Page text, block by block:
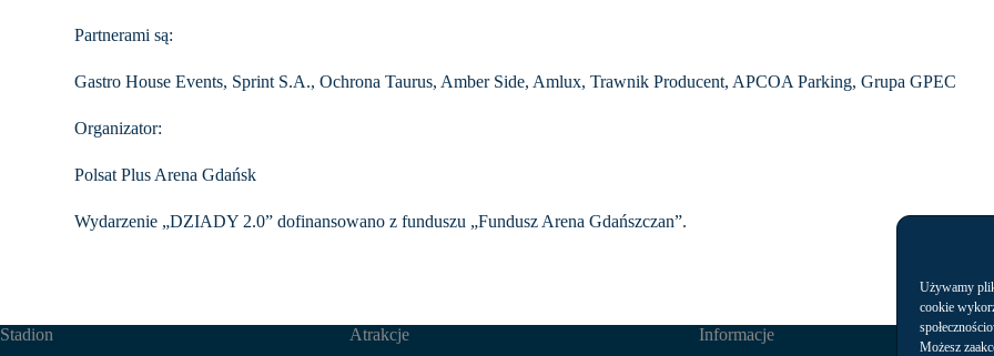
Używamy
cookie
Możesz
Partnerami są:
Gastro House Events, Sprint S.A.,Ochrona Taurus, Amber Side, Amlux,Trawnik Producent, APCOA Parking,Grupa GPEC
Organizator:
Polsat Plus Arena Gdańsk
Wydarzenie „DZIADY 2.0” dofinansowano z funduszu „Fundusz Arena Gdańszczan”.
Stadion
Atrakcje
Informacje